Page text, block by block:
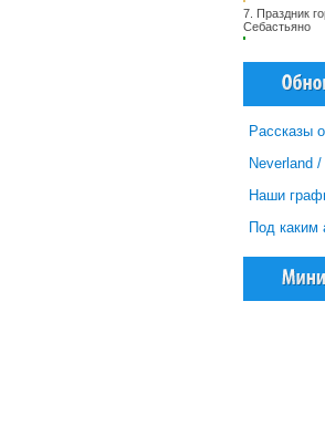
7. Праздник
Себастьяно
Рассказы
Neverland
Наши
Под